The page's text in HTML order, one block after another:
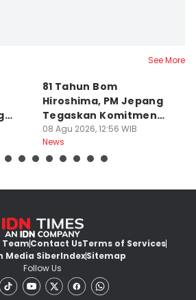
See More
81 Tahun Bom
Hiroshima, PM Jepang
Tegaskan Komitmen
Bebas Nuklir
08 Agu 2026, 12:56 WIB
News
TeamContact UsTerms of Services
Media SiberIndexSitemap
Follow Us